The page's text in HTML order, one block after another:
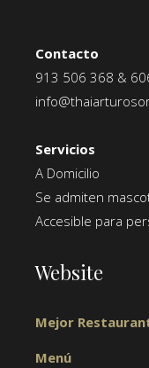
Contacto
913 506 368 &
Servicios
A Domicilio
Se admiten
Accesible para
Website
Mejor
Menú